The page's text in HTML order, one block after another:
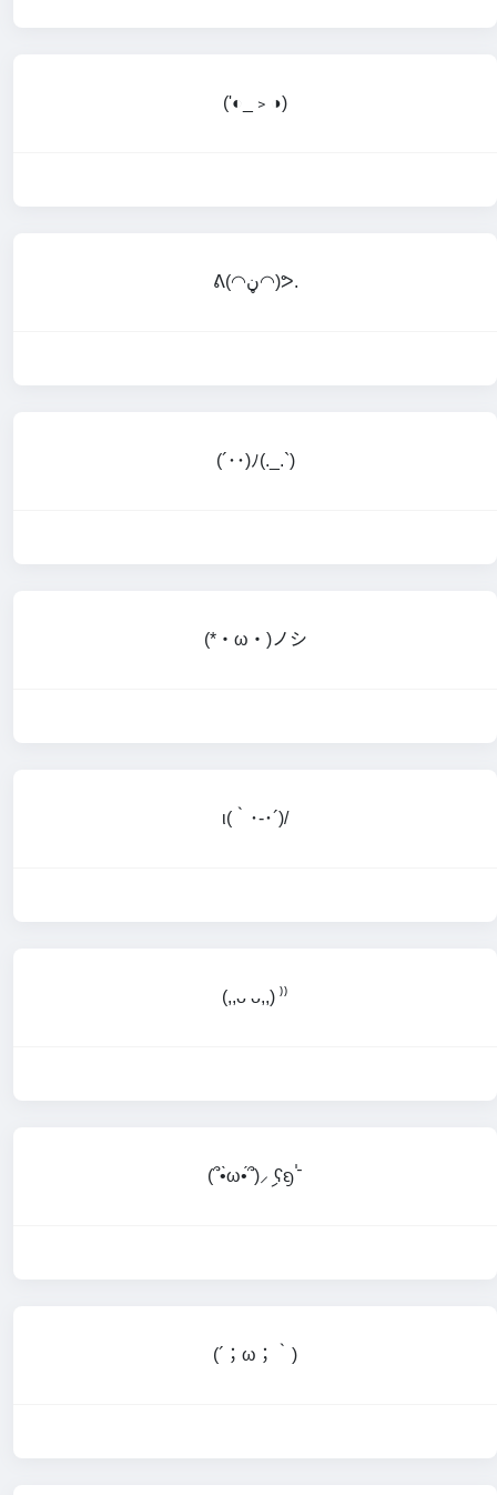
('◐_﹥◑)
ᕕ(◠ڼ◠)ᕗ.
(´･･)ﾉ(._.`)
(*・ω・)ノシ
ι(｀･-･´)/
(,,ᴗ ᴗ,,) ⁾⁾
(՞•̀ω•́՞)⸝ި ʕᦏ⌎
(⁠´⁠；⁠ω⁠；⁠｀⁠)